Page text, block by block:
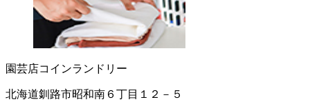
園芸店コインランドリー
北海道釧路市昭和南６丁目１２－５